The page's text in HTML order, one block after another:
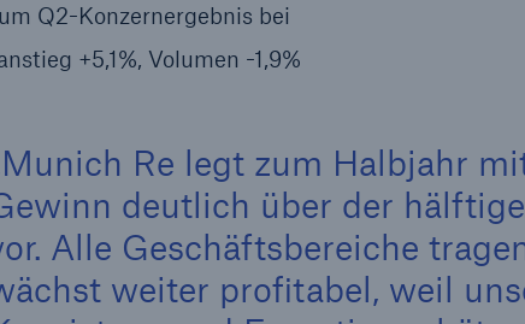
Q2-Konzernergebnis bei
+5,1%, Volumen -1,9%
Munich Re legt zum Halbjahr
deutlich über der
Alle Geschäftsbereiche
weiter profitabel, weil
wirtschaftliche Kosten der
Internetkriminalität